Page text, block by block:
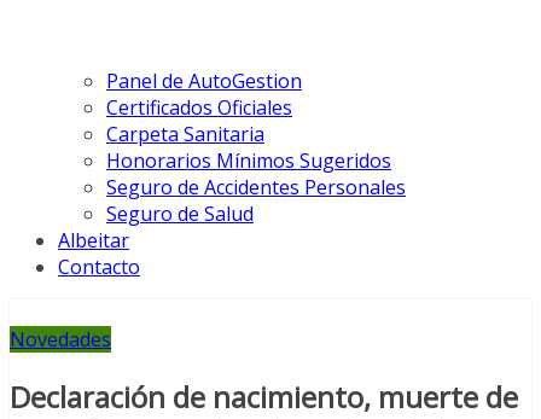
Panel de AutoGestion
Certificados Oficiales
Carpeta Sanitaria
Honorarios Mínimos Sugeridos
Seguro de Accidentes Personales
Seguro de Salud
Albeitar
Contacto
Novedades
Declaración de nacimiento, muerte de